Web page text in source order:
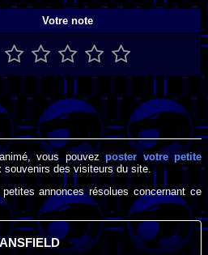
Votre note
vous pouvezposter votre petite
des visiteurs du site.
annonces résolues concernant ce